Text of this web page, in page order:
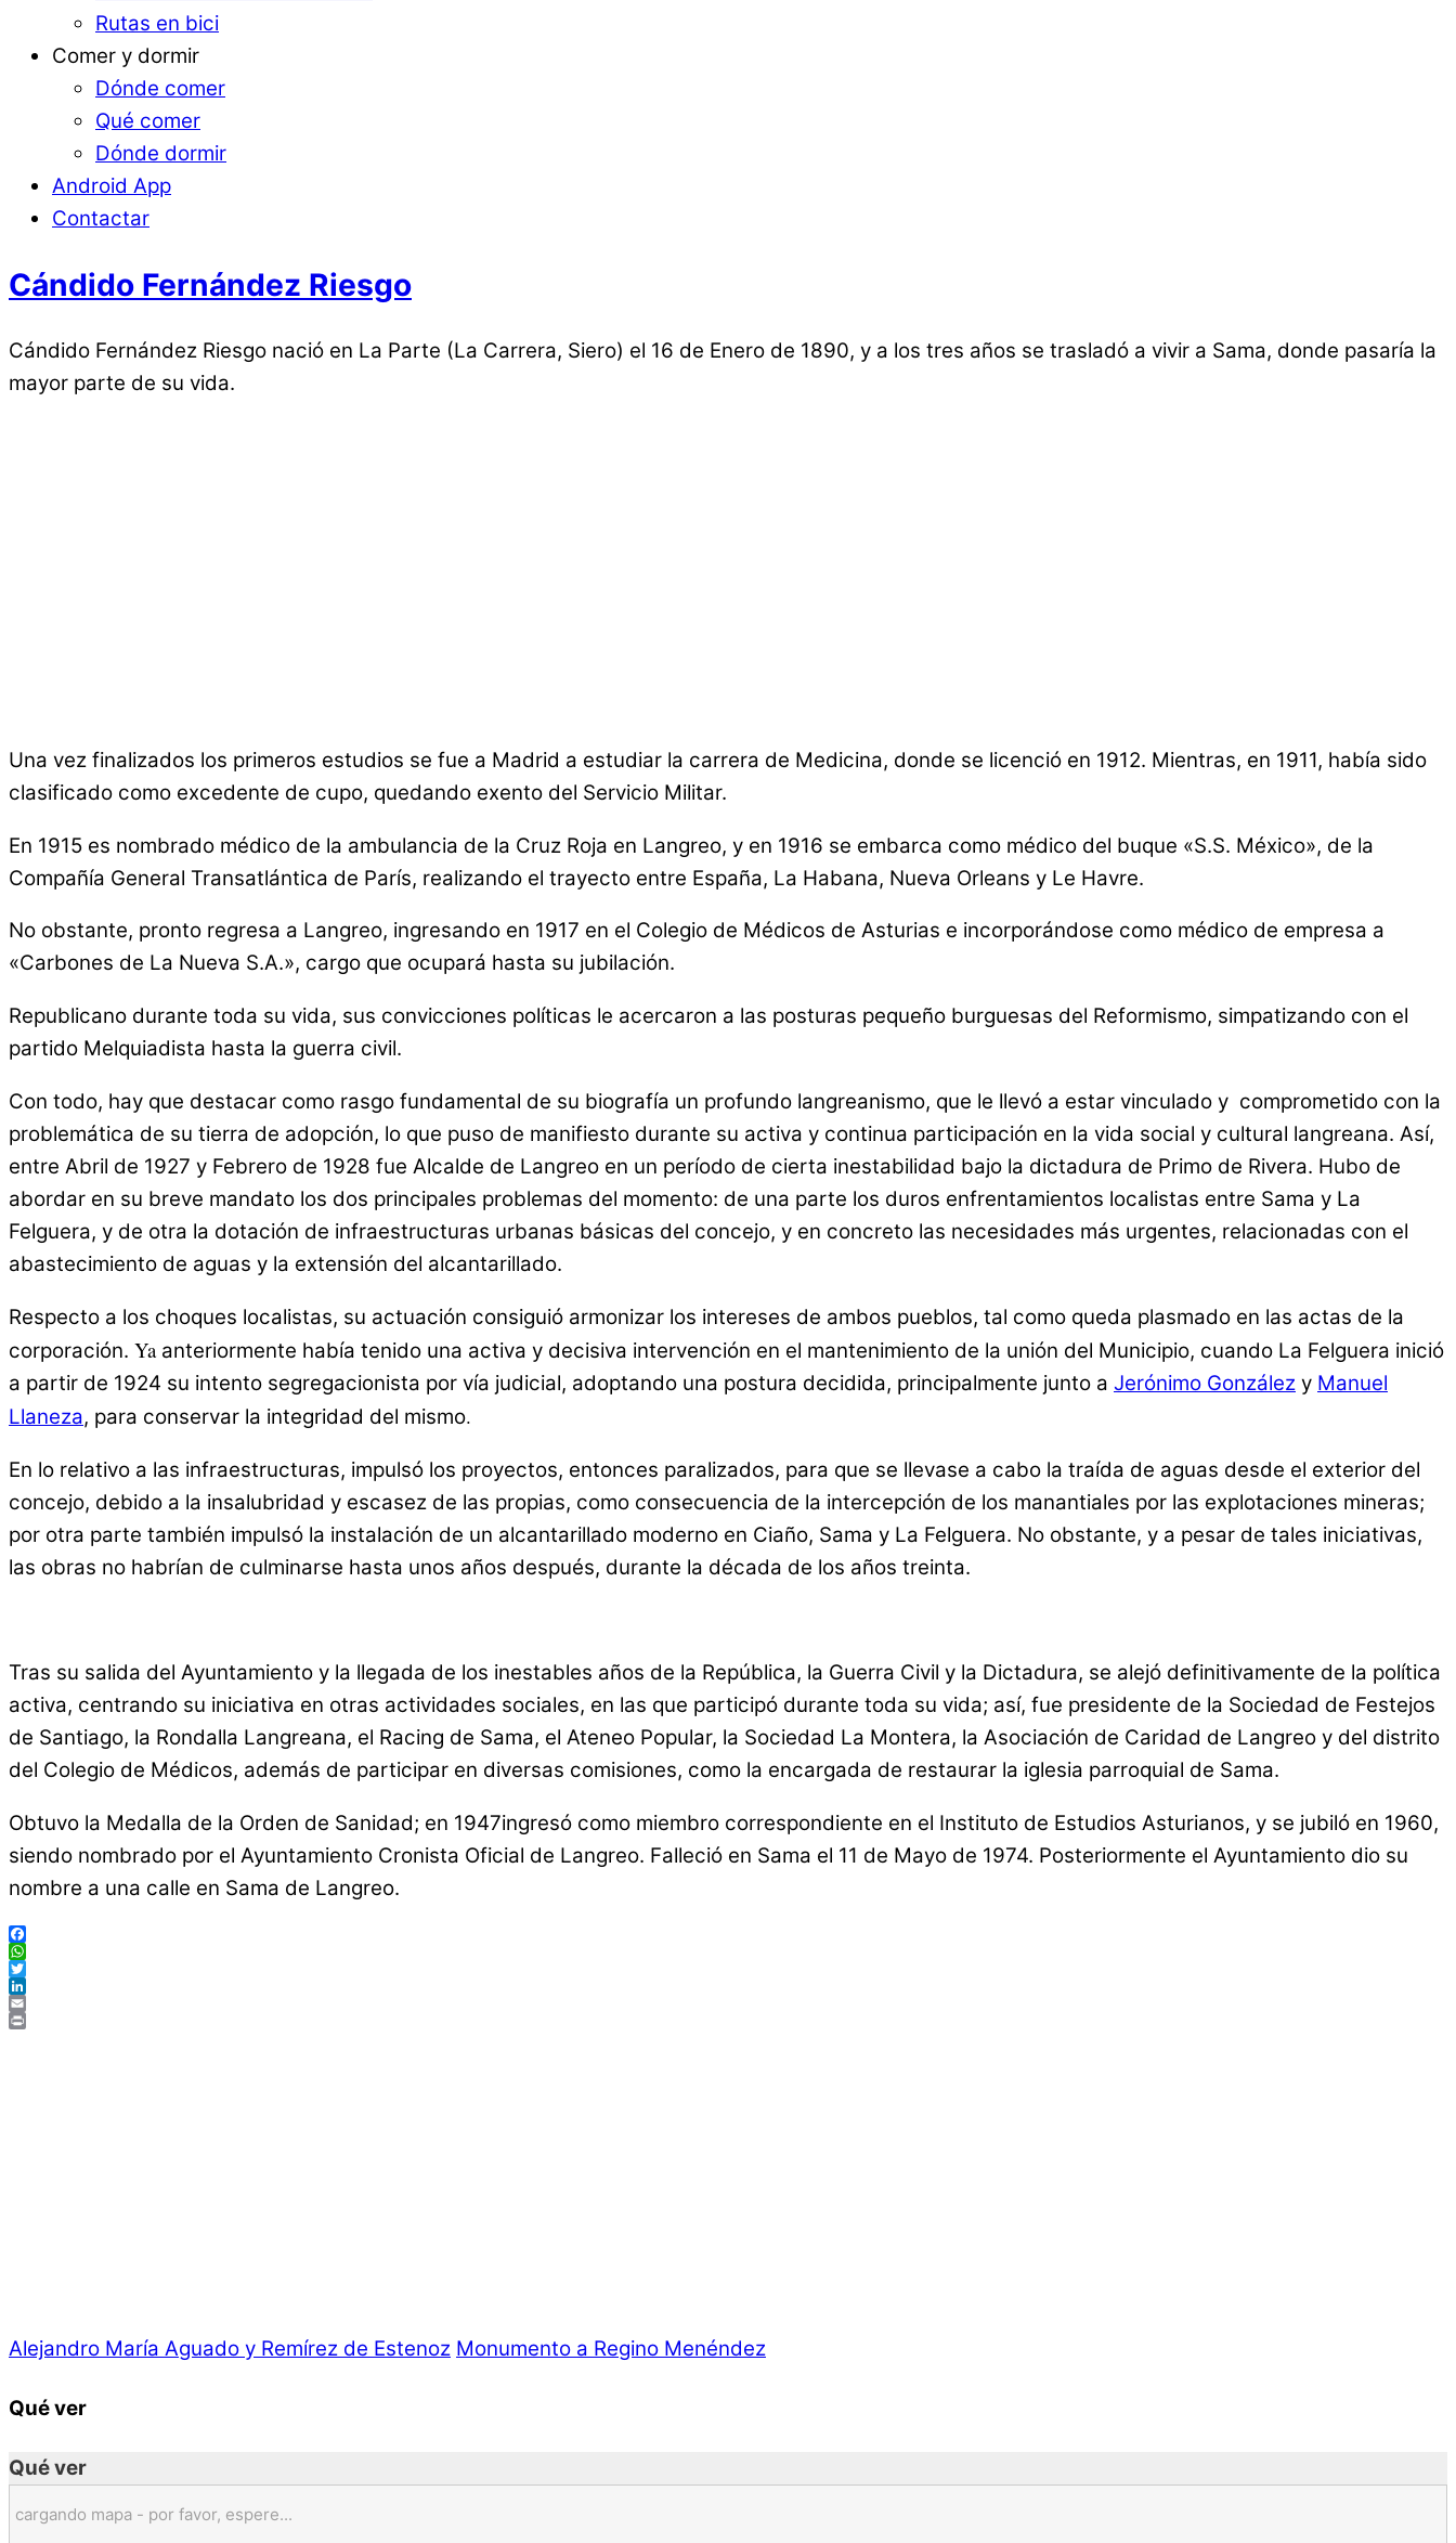
Rutas en bici
Comer y dormir
Dónde comer
Qué comer
Dónde dormir
Android App
Contactar
Cándido Fernández Riesgo
Cándido Fernández Riesgo nació en La Parte (La Carrera, Siero) el 16 de Enero de 1890, y a los tres años se trasladó a vivir a Sama, donde pasaría la
mayor parte de su vida.
Una vez finalizados los primeros estudios se fue a Madrid a estudiar la carrera de Medicina, donde se licenció en 1912. Mientras, en 1911, había sido
clasificado como excedente de cupo, quedando exento del Servicio Militar.
En 1915 es nombrado médico de la ambulancia de la Cruz Roja en Langreo, y en 1916 se embarca como médico del buque «S.S. México», de la
Compañía General Transatlántica de París, realizando el trayecto entre España, La Habana, Nueva Orleans y Le Havre.
No obstante, pronto regresa a Langreo, ingresando en 1917 en el Colegio de Médicos de Asturias e incorporándose como médico de empresa a
«Carbones de La Nueva S.A.», cargo que ocupará hasta su jubilación.
Republicano durante toda su vida, sus convicciones políticas le acercaron a las posturas pequeño burguesas del Reformismo, simpatizando con el
partido Melquiadista hasta la guerra civil.
Con todo, hay que destacar como rasgo fundamental de su biografía un profundo langreanismo, que le llevó a estar vinculado y comprometido con la
problemática de su tierra de adopción, lo que puso de manifiesto durante su activa y continua participación en la vida social y cultural langreana. Así,
entre Abril de 1927 y Febrero de 1928 fue Alcalde de Langreo en un período de cierta inestabilidad bajo la dictadura de Primo de Rivera. Hubo de
abordar en su breve mandato los dos principales problemas del momento: de una parte los duros enfrentamientos localistas entre Sama y La
Felguera, y de otra la dotación de infraestructuras urbanas básicas del concejo, y en concreto las necesidades más urgentes, relacionadas con el
abastecimiento de aguas y la extensión del alcantarillado.
Respecto a los choques localistas, su actuación consiguió armonizar los intereses de ambos pueblos, tal como queda plasmado en las actas de la
corporación. Ya anteriormente había tenido una activa y decisiva intervención en el mantenimiento de la unión del Municipio, cuando La Felguera inició
a partir de 1924 su intento segregacionista por vía judicial, adoptando una postura decidida, principalmente junto a Jerónimo González y Manuel
Llaneza, para conservar la integridad del mismo.
En lo relativo a las infraestructuras, impulsó los proyectos, entonces paralizados, para que se llevase a cabo la traída de aguas desde el exterior del
concejo, debido a la insalubridad y escasez de las propias, como consecuencia de la intercepción de los manantiales por las explotaciones mineras;
por otra parte también impulsó la instalación de un alcantarillado moderno en Ciaño, Sama y La Felguera. No obstante, y a pesar de tales iniciativas,
las obras no habrían de culminarse hasta unos años después, durante la década de los años treinta.
Tras su salida del Ayuntamiento y la llegada de los inestables años de la República, la Guerra Civil y la Dictadura, se alejó definitivamente de la política
activa, centrando su iniciativa en otras actividades sociales, en las que participó durante toda su vida; así, fue presidente de la Sociedad de Festejos
de Santiago, la Rondalla Langreana, el Racing de Sama, el Ateneo Popular, la Sociedad La Montera, la Asociación de Caridad de Langreo y del distrito
del Colegio de Médicos, además de participar en diversas comisiones, como la encargada de restaurar la iglesia parroquial de Sama.
Obtuvo la Medalla de la Orden de Sanidad; en 1947ingresó como miembro correspondiente en el Instituto de Estudios Asturianos, y se jubiló en 1960,
siendo nombrado por el Ayuntamiento Cronista Oficial de Langreo. Falleció en Sama el 11 de Mayo de 1974. Posteriormente el Ayuntamiento dio su
nombre a una calle en Sama de Langreo.
Facebook
WhatsApp
Twitter
LinkedIn
Email
Print
Alejandro María Aguado y Remírez de Estenoz Monumento a Regino Menéndez
Qué ver
Qué ver
cargando mapa - por favor, espere...